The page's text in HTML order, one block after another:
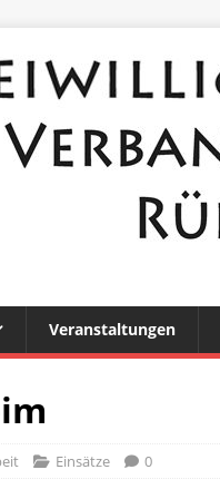
Veranstaltungen
Einsätze 0